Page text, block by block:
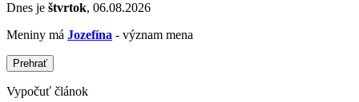
Dnes je štvrtok, 06.08.2026
Meniny má Jozefína - význam mena
Prehrať
Vypočuť článok